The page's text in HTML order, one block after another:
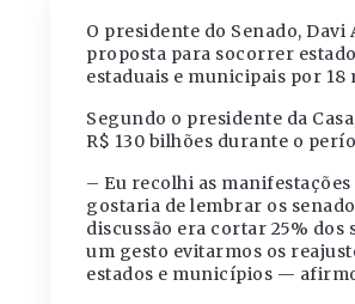
O presidente do Senado,
proposta para socorrer
estaduais e municipais por 18
Segundo o presidente da
R$ 130 bilhões durante o
– Eu recolhi as
gostaria de lembrar os
discussão era cortar 25% dos
um gesto evitarmos os
estados e municípios —